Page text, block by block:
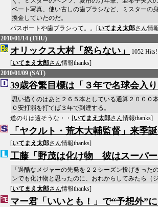
ベート写真、使い古しの歯ブラシなど、ミスターの
換金していたのだ。
パスポートや歯ブラシって。。[いてまえ太郎さん情
2010/01/14 (THU)
オリックス大村「怒らない」
1052
[いてまえ太郎さん情報thanks]
2010/01/09 (SAT)
39歳谷繁目標は「３年で名球会入
思い描くのはあと２６５本としている通算２０００
０安打弱を打てば３年で到達する。
道のりは遠そうな・・[いてまえ太郎さん情報thanks]
「ヤクルト・荒木大輔監督」来季
[いてまえ太郎さん情報thanks]
工藤「野茂は化け物 彼はスーパ
「過酷なメジャーの先発を２２シーズン投げきった
ンでも化け物と思ったのに、おれからしてみたら（
[いてまえ太郎さん情報thanks]
マー君「いいとも！」で“予想外”